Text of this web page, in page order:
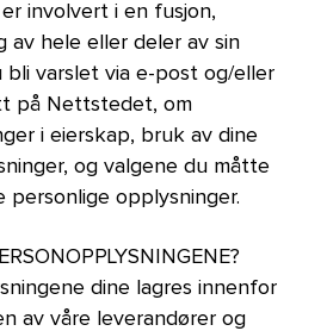
involvert i en fusjon,
av hele eller deler av sin
bli varslet via e-post og/eller
på Nettstedet, om
i eierskap, bruk av dine
og valgene du måtte
personlige opplysninger.
dine lagres innenfor
av våre leverandører og